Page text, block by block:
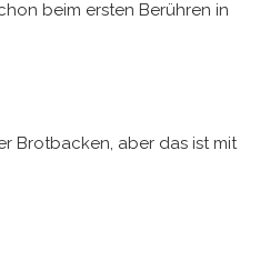
beim ersten Berühren in
Brotbacken, aber das ist mit